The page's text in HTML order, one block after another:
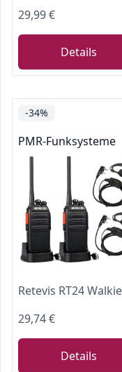
29,99 €
Details
-34%
PMR-Funksysteme
29,74 €
Details